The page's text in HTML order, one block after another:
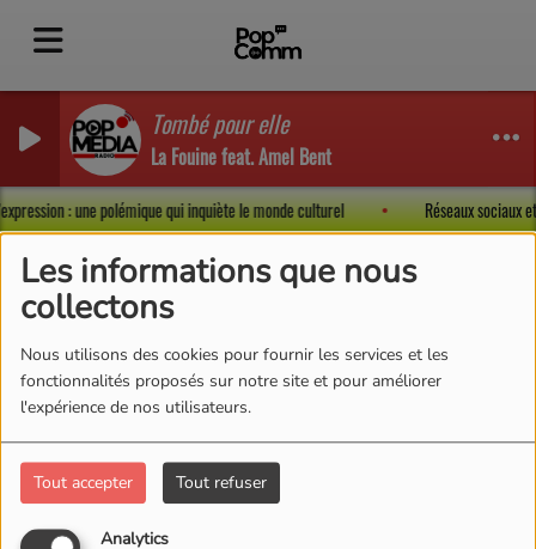
Les informations que nous
collectons
Nous utilisons des cookies pour fournir les services et les
fonctionnalités proposés sur notre site et pour améliorer
l'expérience de nos utilisateurs.
Tout accepter Tout refuser
Analytics
Tombé pour elle
La Fouine feat. Amel Bent
: une polémique qui inquiète le monde culturel Réseaux